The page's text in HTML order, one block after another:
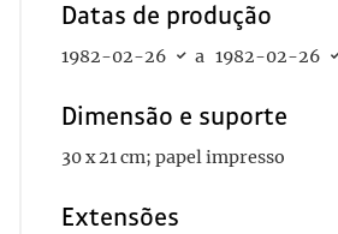
Datas de produção
1982-02-26 a 1982-02-26
Dimensão e suporte
30 x 21 cm; papel impresso
Extensões